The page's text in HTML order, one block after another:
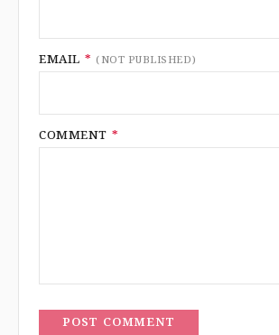
EMAIL * (NOT PUBLISHED)
COMMENT *
POST COMMENT